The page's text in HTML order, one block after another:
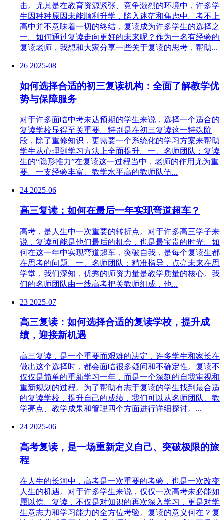
击。尤其是在教育资源紧张、竞争激烈的环境中，许多学
生因种种原因未能顺利升学，陷入迷茫和焦虑中。考不上
高中并不意味着一切的终结，复读成为许多学生的选择之
一。如何通过复读走向更好的未来呢？作为一名有经验的
复读老师，我想和大家分享一些关于复读的思考，帮助...
26 2025-08
如何选择合适的初三复读机构：全面了解教学优
势与保障服务
对于许多面临中考未达预期的学生来说，选择一个适合的
复读学校显得至关重要。特别是在初三复读这一特殊阶
段，除了重修知识，更需要一个系统化的学习方案来帮助
学生从心理到学习方法上全面提升。一、名师团队：复读
生的“隐形推力”在复读这一过程当中，老师的作用尤为重
要。一支经验丰富、教学水平高的教师队伍...
24 2025-06
高三复读：如何在最后一年实现弯道超车？
高考，是人生中一次重要的转折点。对于许多高三学子来
说，复读可能是他们最后的机会，也是最宝贵的时光。如
何在这一年中实现弯道超车，突破自我，是每个复读生都
在思考的问题。一、名师团队：精准指导，点亮未来在思
学堂，我们深知，优秀的师资力量是教学质量的核心。我
们的名师团队由一线高考把关教师组成，他...
23 2025-07
高三复读：如何选择合适的复读学校，提升成
绩，迎接新机遇
高三复读，是一个重要而艰难的决定，许多学生和家长在
做出这个选择时，都会面临很多疑问和不确定性。复读不
仅仅是简单的重新学习一年，而是一个深刻的自我审视和
重新规划的过程。为了帮助有志于复读的学生找到最合适
的复读学校，提升自己的成绩，我们可以从名师团队、教
学亮点、教学成果和管理四个方面进行详细探讨。...
24 2025-06
高考复读，是一场重新定义自己、突破极限的旅
程
在人生的长河中，高考是一次重要的考验，也是一次改变
人生的机遇。对于许多学生来说，仅仅一次高考未必能如
愿以偿。复读，不仅是对知识的再次深入学习，更是对学
生意志力和学习能力的全方位考验。复读的意义何在？复